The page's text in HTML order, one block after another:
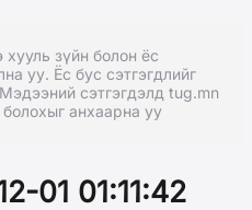
хууль зүйн болон ёс
уу. Ёс бус сэтгэгдлийг
сэтгэгдэлд tug.mn
анхаарна уу
01 01:11:42